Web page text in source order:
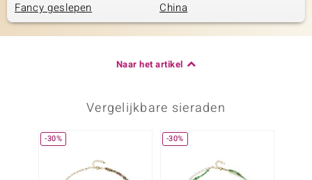
Fancy geslepen China
Naar het artikel
Vergelijkbare sieraden
-30% -30%